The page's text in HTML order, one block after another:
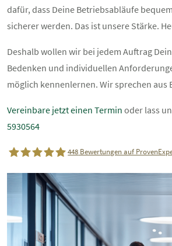
dafür, dass Deine Betriebsabläufe
sicherer werden. Das ist unsere Stärke.
Deshalb wollen wir bei jedem Auftrag
Bedenken und individuellen
möglich kennenlernen. Wir sprechen aus
Vereinbare jetzt einen Termin oder lass
5930564
dP elektronik GmbH
448 Bewertungen auf